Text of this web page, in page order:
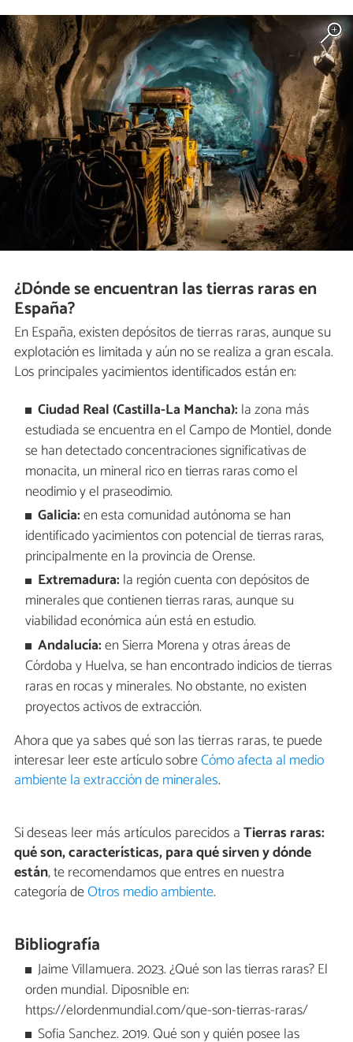
¿Dónde se encuentran las tierras raras en
España?
En España, existen depósitos de tierras raras, aunque su
explotación es limitada y aún no se realiza a gran escala.
Los principales yacimientos identificados están en:
Ciudad Real (Castilla-La Mancha): la zona más
estudiada se encuentra en el Campo de Montiel, donde
se han detectado concentraciones significativas de
monacita, un mineral rico en tierras raras como el
neodimio y el praseodimio.
Galicia:en esta comunidad autónoma se han
identificado yacimientos con potencial de tierras raras,
principalmente en la provincia de Orense.
Extremadura: la región cuenta con depósitos de
minerales que contienen tierras raras, aunque su
viabilidad económica aún está en estudio.
Andalucía:en Sierra Morena y otras áreas de
Córdoba y Huelva, se han encontrado indicios de tierras
raras en rocas y minerales. No obstante, no existen
proyectos activos de extracción.
Ahora que ya sabes qué son las tierras raras, te puede
interesar leer este artículo sobreCómo afecta al medio
ambiente la extracción de minerales.
Si deseas leer más artículos parecidos aTierras raras:
qué son, características, para qué sirven y dónde
están, te recomendamos que entres en nuestra
categoría deOtros medio ambiente.
Bibliografía
Jaime Villamuera. 2023. ¿Qué son las tierras raras? El
orden mundial. Diposnible en:
https://elordenmundial.com/que-son-tierras-raras/
Sofia Sanchez. 2019. Qué son y quién posee las